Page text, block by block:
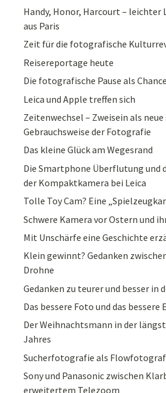
Handy, Honor, Harcourt –
aus Paris
Zeit für die fotografische
Reisereportage heute
Die fotografische Pause als Chance
Leica und Apple treffen sich
Zeitenwechsel – Zweisein als
Gebrauchsweise der Fotografie
Das kleine Glück am Wegesrand
Die Smartphone Überflutung und
der Kompaktkamera bei Leica
Tolle Toy Cam? Eine
Schwere Kamera vor Ostern und
Mit Unschärfe eine Geschichte
Klein gewinnt? Gedanken
Drohne
Gedanken zu teurer und besser in
Das bessere Foto und das bessere
Der Weihnachtsmann in der
Jahres
Sucherfotografie als
Sony und Panasonic zwischen
erweitertem Telezoom